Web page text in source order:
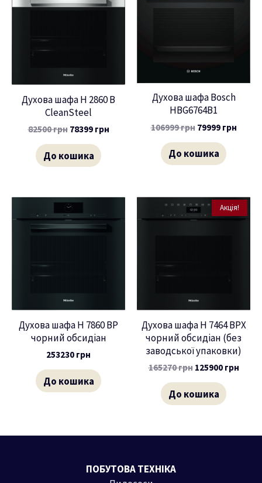
Духова шафа H 2860 B
CleanSteel
82500грн 78399 грн
До кошика
Духова шафа Bosch
HBG6764B1
106999грн 79999 грн
До кошика
Духова шафа H 7860 BP
чорний обсидіан
253230 грн
До кошика
Акція!
Духова шафа H 7464 BPX
чорний обсидіан (без
заводської упаковки)
165270грн 125900 грн
До кошика
ПОБУТОВА ТЕХНІКА